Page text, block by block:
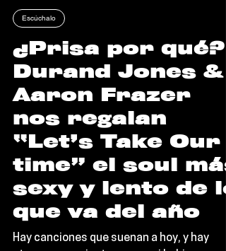
Editorial TORT
Escúchalo
¿Prisa por qué?
Durand Jones &
Aaron Frazer
nos regalan
“Let’s Take Our
time” el soul
sexy y lento de
que va del año